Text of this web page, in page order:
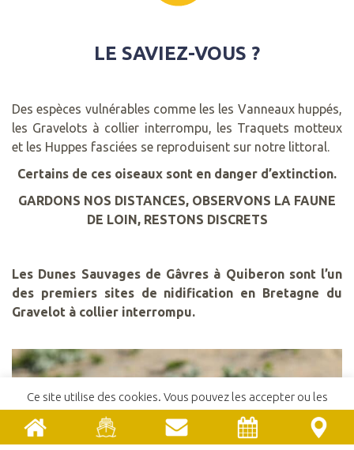
LE SAVIEZ-VOUS ?
Des espèces vulnérables comme les les Vanneaux huppés,
les Gravelots à collier interrompu, les Traquets motteux
et les Huppes fasciées se reproduisent sur notre littoral.
Certains de ces oiseaux sont en danger d’extinction.
GARDONS NOS DISTANCES, OBSERVONS LA FAUNE
DE LOIN, RESTONS DISCRETS
Les Dunes Sauvages de Gâvres à Quiberon sont l’un
des premiers sites de nidification en Bretagne du
Gravelot à collier interrompu.
Ce site utilise des cookies. Vous pouvez les accepter ou les
ACCEPTER REFUSER En savoir plus